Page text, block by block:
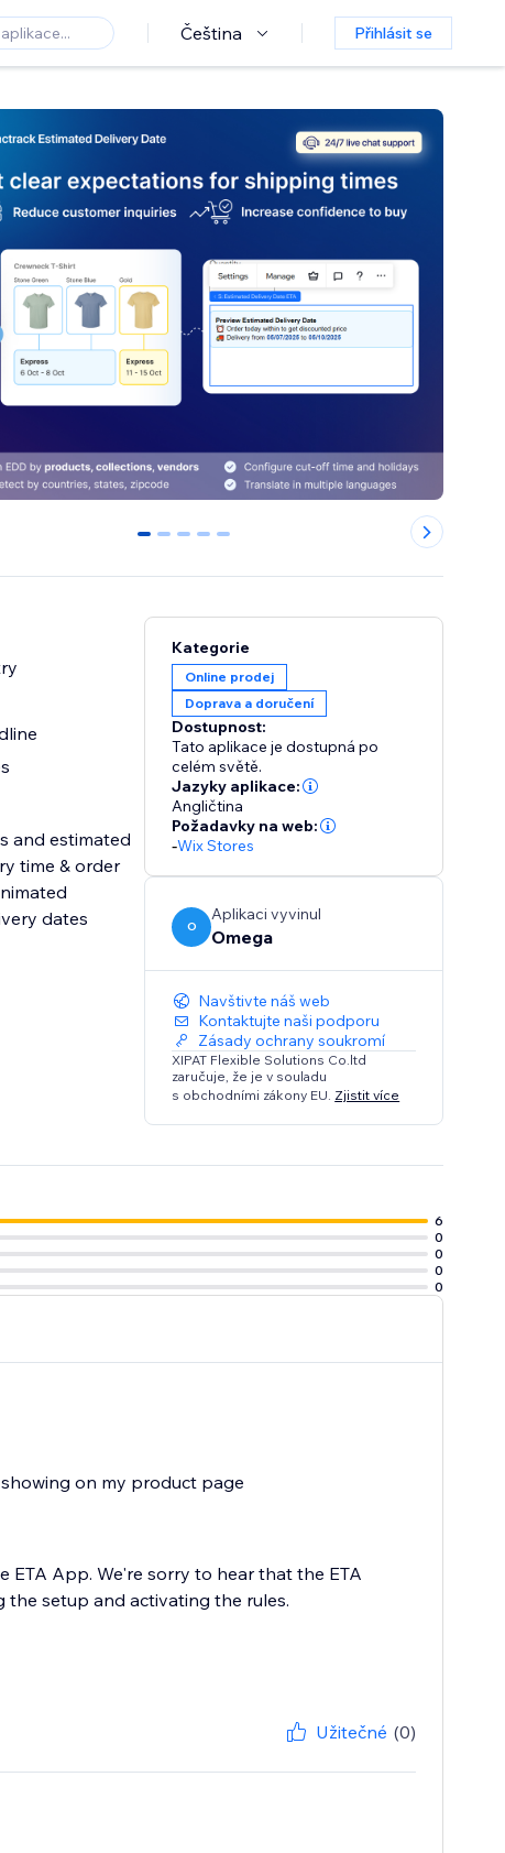
Čeština Přihlásit se
0 1 2 3 4
and estimated
time & order
dates
Kategorie
Online prodej
Doprava a doručení
Dostupnost:
Tato aplikace je dostupná po
celém světě.
Jazyky aplikace:
Angličtina
Požadavky na web:
-Wix Stores
O
Aplikaci vyvinul
Omega
Navštivte náš web
Kontaktujte naši podporu
Zásady ochrany soukromí
XIPAT Flexible Solutions Co.ltd
zaručuje, že je v souladu
s obchodními zákony EU. Zjistit více
6
0
0
0
0
on my product page
ETA App. We're sorry to hear that the ETA
setup and activating the rules.
Užitečné (0)